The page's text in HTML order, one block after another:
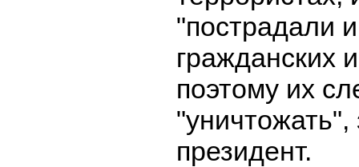
"пострадали
гражданских
поэтому их
"уничтожать",
президент.